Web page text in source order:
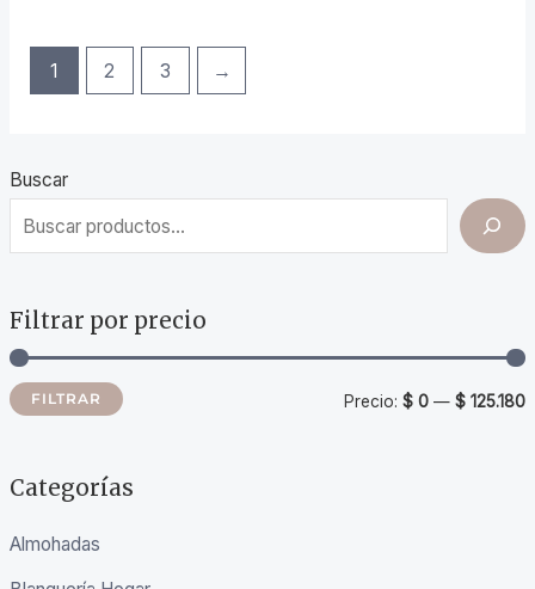
Buscar
Filtrar por precio
FILTRAR Precio: $ 0— $ 125.180
Categorías
Almohadas
1 2 3 →